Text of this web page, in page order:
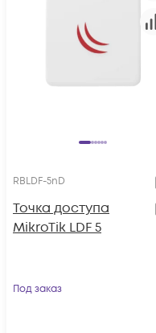
RBLDF-5nD
Точка доступа
MikroTik LDF 5
Под заказ